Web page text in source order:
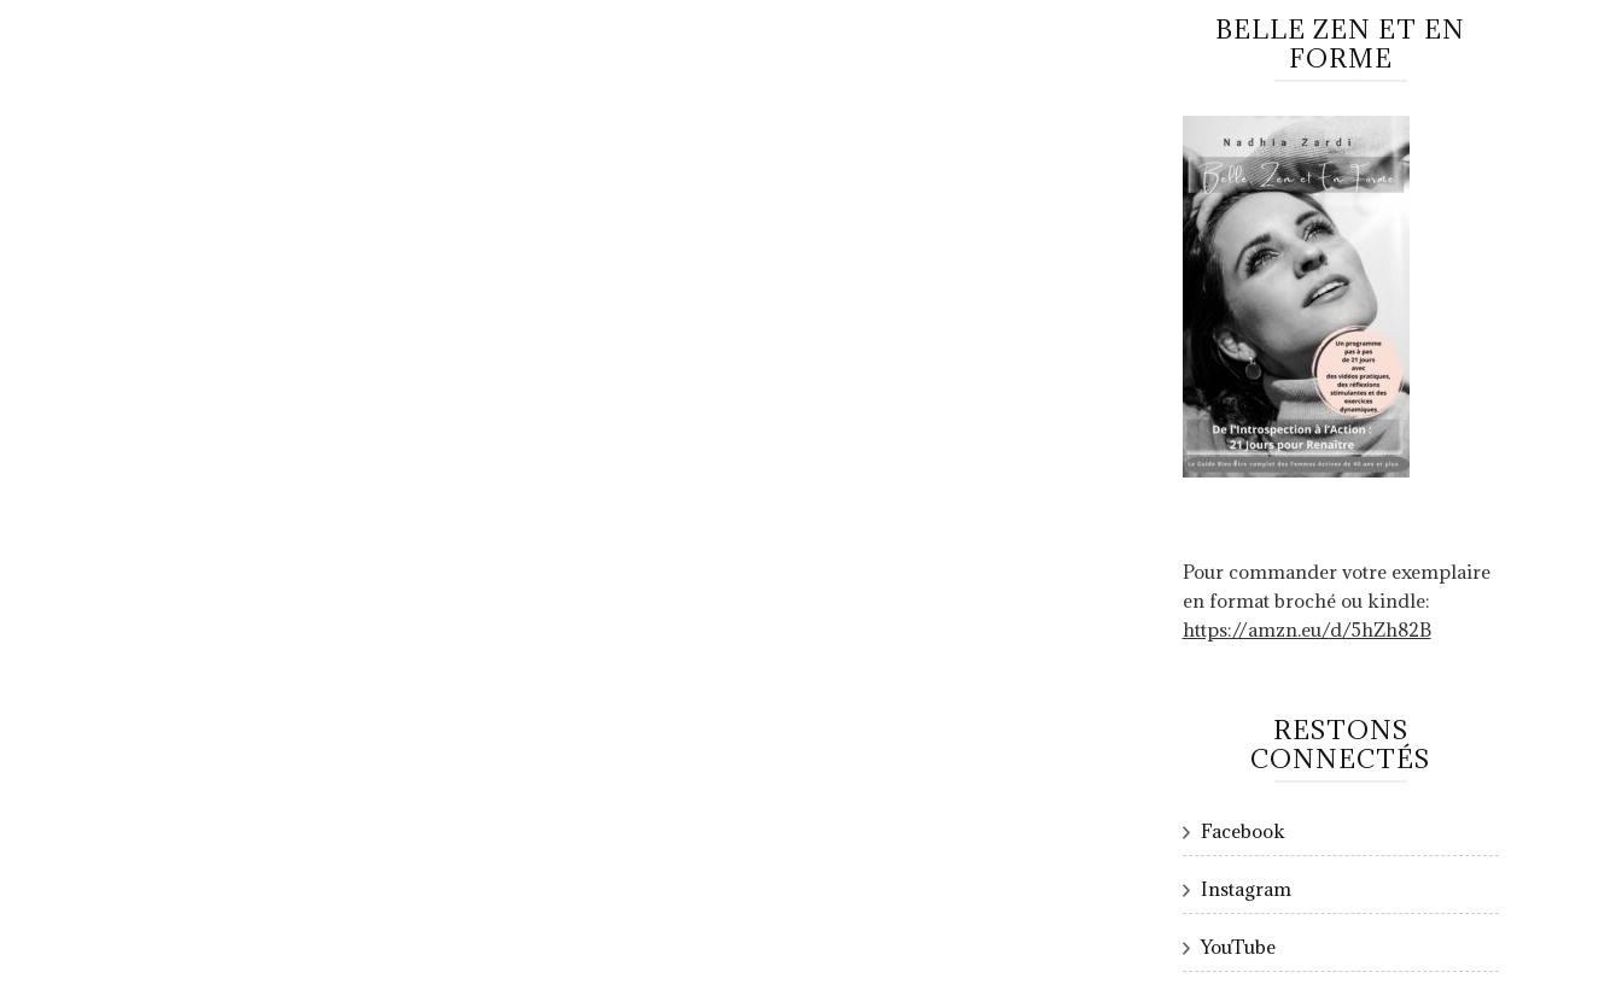
BELLE ZEN ET EN
FORME
Pour commander votre exemplaire
en format broché ou kindle:
https://amzn.eu/d/5hZh82B
RESTONS
CONNECTÉS
Facebook
Instagram
YouTube